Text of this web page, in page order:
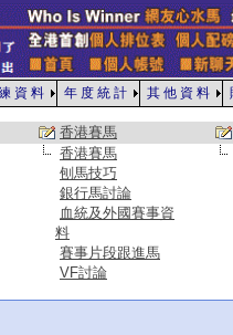
資 料 年 度 統 計 其 他 資 料
香港賽馬
香港賽馬
刨馬技巧
銀行馬討論
血統及外國賽事資
料
賽事片段跟進馬
VF討論